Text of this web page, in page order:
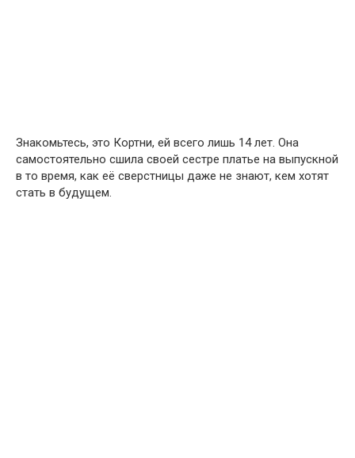
Знакомьтесь, это Кортни, ей всего лишь 14 лет. Она
самостоятельно сшила своей сестре платье на выпускной
в то время, как её сверстницы даже не знают, кем хотят
стать в будущем.